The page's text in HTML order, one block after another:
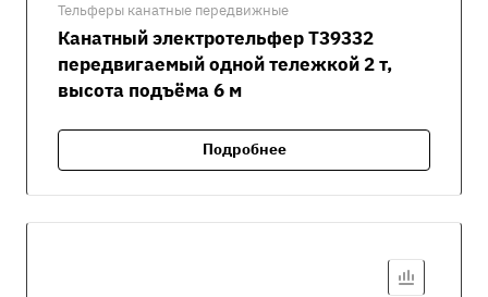
Тельферы канатные передвижные
Канатный электротельфер Т39332
передвигаемый одной тележкой 2 т,
высота подъёма 6 м
Подробнее